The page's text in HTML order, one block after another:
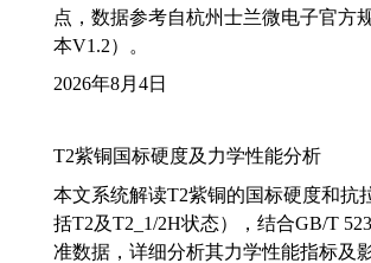
点，数据参考自杭州士兰微电子官方
本V1.2）。
2026年8月4日
T2紫铜国标硬度及力学性能分析
本文系统解读T2紫铜的国标硬度和抗
括T2及T2_1/2H状态），结合GB/T
准数据，详细分析其力学性能指标及